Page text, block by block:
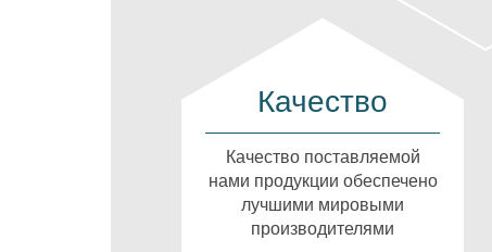
Качество
Качество поставляемой
нами продукции обеспечено
лучшими мировыми
производителями